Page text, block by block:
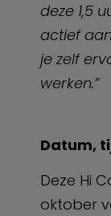
deze 1,5
actief
je zelf
werken.”
Datum,
Deze Hi
oktober